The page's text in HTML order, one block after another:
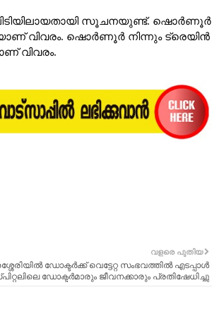
സൂചനയുണ്ട്. ഷൊർണൂർ
വിവരം. ഷൊർണൂർ നിന്നും ട്രെയിൻ
വിവരം.
വളരെ പുതിയ
ഡോക്ടർക്ക് വെട്ടേറ്റ സംഭവത്തിൽ എടപ്പാൾ
ഡോക്ടർമാരും ജീവനക്കാരും പ്രതിഷേധിച്ചു